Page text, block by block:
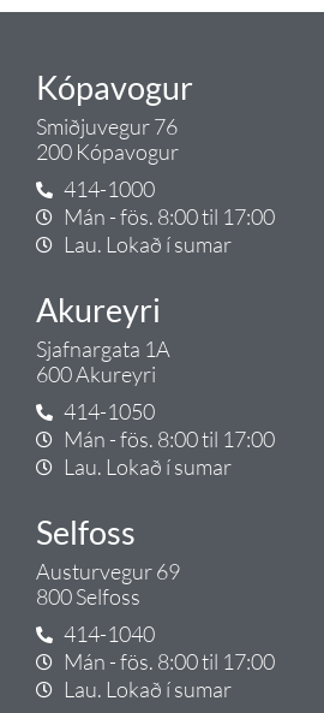
Kópavogur
Smiðjuvegur 76
200 Kópavogur
414-1000
Mán - fös. 8:00 til 17:00
Lau. Lokað í sumar
Akureyri
Sjafnargata 1A
600 Akureyri
414-1050
Mán - fös. 8:00 til 17:00
Lau. Lokað í sumar
Selfoss
Austurvegur 69
800 Selfoss
414-1040
Mán - fös. 8:00 til 17:00
Lau. Lokað í sumar